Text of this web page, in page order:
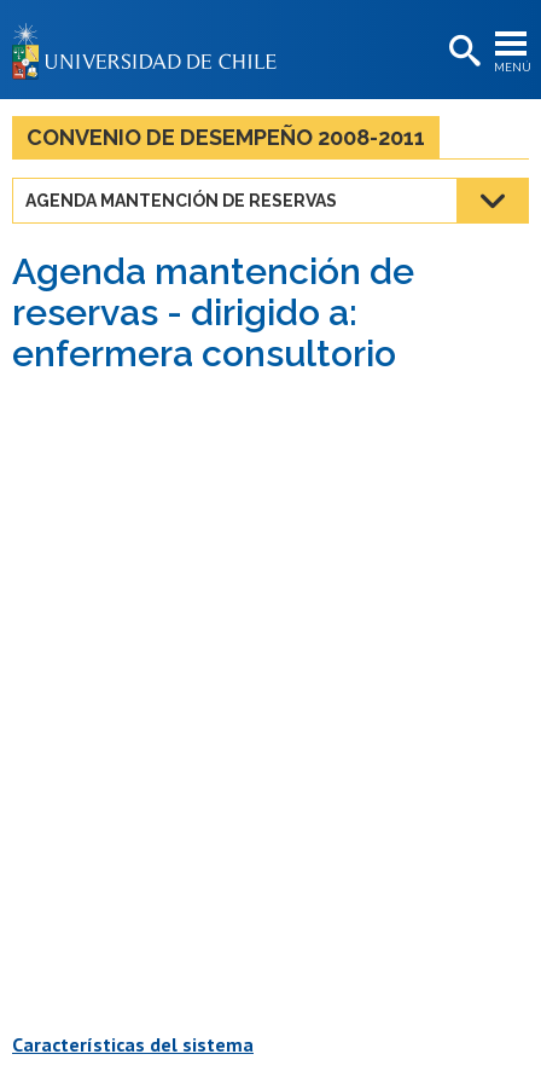
MENÚ
BIBLIOTECAS
LA UNIVERSIDAD
Estudiantes
Académicas/os
Funcionarias/os
Egresadas/os
CONVENIO DE DESEMPEÑO 2008-2011
AGENDA MANTENCIÓN DE RESERVAS
Agenda mantención de
reservas - dirigido a:
enfermera consultorio
Características del sistema